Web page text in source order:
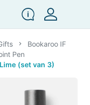
Bookaroo IF
Pen
(set van 3)